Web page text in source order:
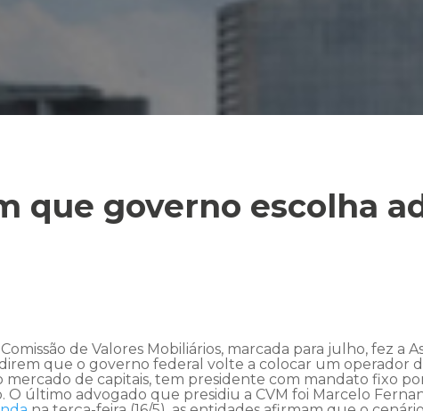
que governo escolha
de Valores Mobiliários, marcada para julho, fez a
que o governo federal volte a colocar um operador
de capitais, tem presidente com mandato fixo
último advogado que presidiu a CVM foi Marcelo